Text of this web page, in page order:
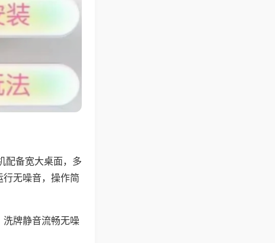
配备宽大桌面，多
无噪音，操作简
牌静音流畅无噪